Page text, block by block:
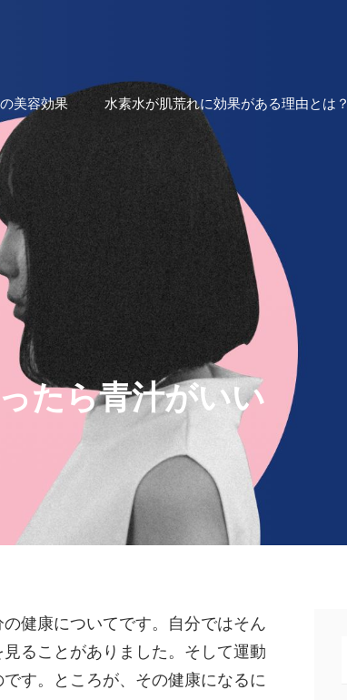
美容効果 水素水が肌荒れに効果がある理由とは？
たら青汁がいい
健康についてです。自分ではそん
ることがありました。そして運動
す。ところが、その健康になるに